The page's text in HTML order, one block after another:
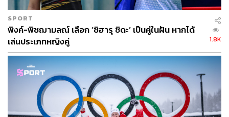
SPORT
พิงค์-พิชฌามลณ์ เลือก ‘ชิฮารุ ชิดะ’ เป็นคู่ในฝัน หากได้
เล่นประเภทหญิงคู่
1.8K